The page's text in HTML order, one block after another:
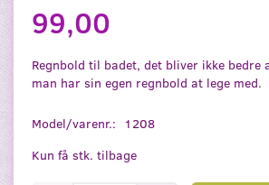
99,00
Regnbold til badet, det bliver ikke
man har sin egen regnbold at lege med.
Model/varenr.:
1208
Kun få stk. tilbage